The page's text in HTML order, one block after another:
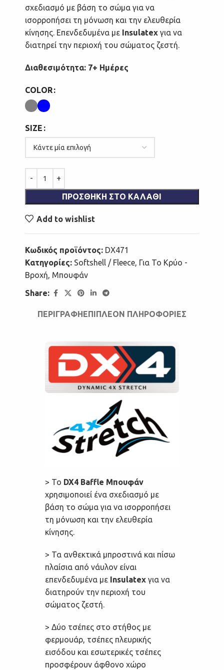
σχεδιασμό με βάση το σώμα για να
ισορροπήσει τη μόνωση και την ελευθερία
κίνησης. Επενδεδυμένα με Insulatex για να
διατηρεί την περιοχή του σώματος ζεστή.
Διαθεσιμότητα: 7+ Ημέρες
COLOR
SIZE
ΠΡΟΣΘΉΚΗ ΣΤΟ ΚΑΛΆΘΙ
Add to wishlist
Κωδικός προϊόντος: DX471
Κατηγορίες: Softshell / Fleece, Για Το Κρύο -
Βροχή, Μπουφάν
Share:
ΠΕΡΙΓΡΑΦΉΕΠΙΠΛΈΟΝ ΠΛΗΡΟΦΟΡΊΕΣ
> Το DX4 Baffle Μπουφάν
χρησιμοποιεί ένα σχεδιασμό με
βάση το σώμα για να ισορροπήσει
τη μόνωση και την ελευθερία
κίνησης.
> Τα ανθεκτικά μπροστινά και πίσω
πλαίσια από νάυλον είναι
επενδεδυμένα με Insulatex για να
διατηρούν την περιοχή του
σώματος ζεστή.
> Δύο τσέπες στο στήθος με
φερμουάρ, τσέπες πλευρικής
εισόδου και εσωτερικές τσέπες
προσφέρουν άφθονο χώρο